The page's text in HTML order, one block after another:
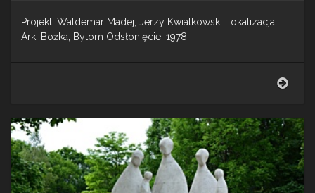
Projekt: Waldemar Madej, Jerzy Kwiatkowski Lokalizacja:
Arki Bożka, Bytom Odsłonięcie: 1978